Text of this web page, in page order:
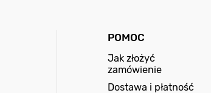
POMOC
Jak złożyć
zamówienie
Dostawa i płatność